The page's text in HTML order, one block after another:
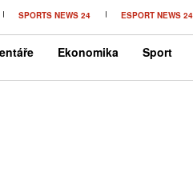
SPORTS NEWS 24 ESPORT NEWS 24
Ekonomika Sport